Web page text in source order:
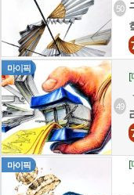
50
마이픽
49
[
ㆍ
마이픽 [
ㆍ